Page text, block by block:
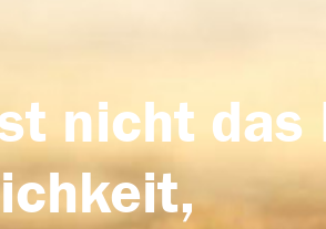
nicht